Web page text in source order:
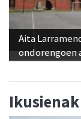
Aita
ondorengoen
Ikusienak